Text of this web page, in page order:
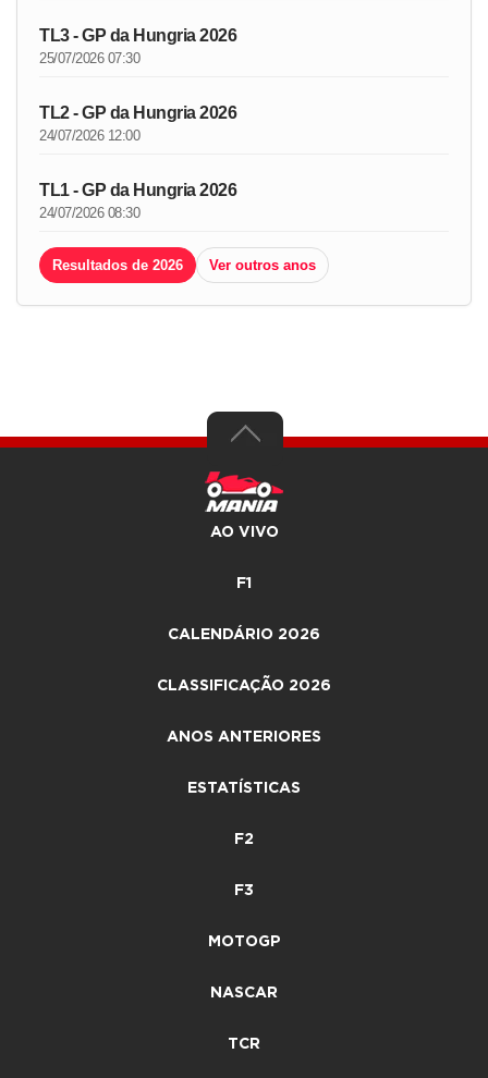
TL3 - GP da Hungria 2026
25/07/2026 07:30
TL2 - GP da Hungria 2026
24/07/2026 12:00
TL1 - GP da Hungria 2026
24/07/2026 08:30
Resultados de 2026 Ver outros anos
AO VIVO
F1
CALENDÁRIO 2026
CLASSIFICAÇÃO 2026
ANOS ANTERIORES
ESTATÍSTICAS
F2
F3
MOTOGP
NASCAR
TCR